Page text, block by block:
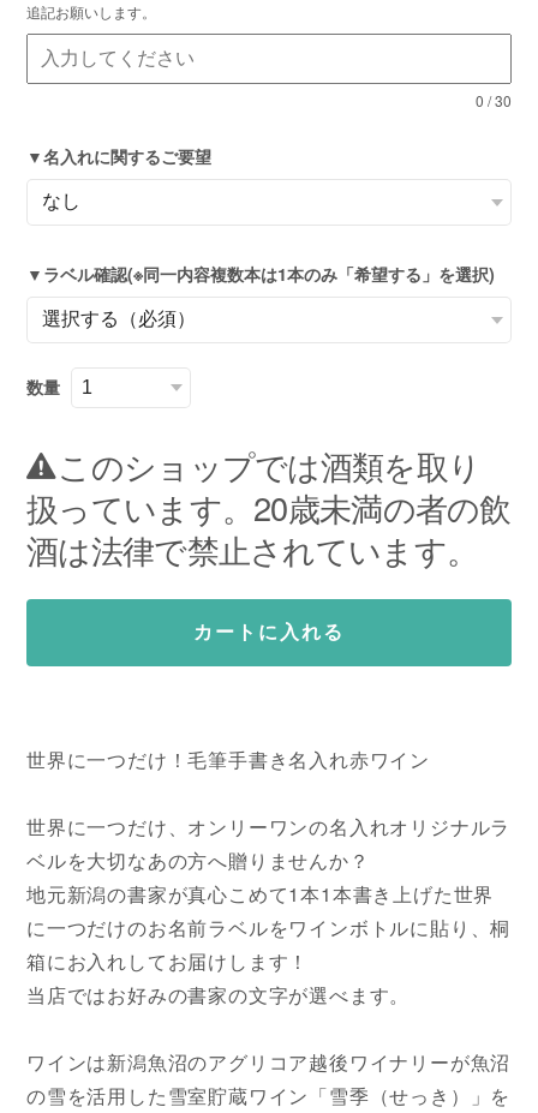
追記お願いします。
0 /30
▼名入れに関するご要望
▼ラベル確認(※同一内容複数本は1本のみ「希望する」を選択)
数量
このショップでは酒類を取り
扱っています。20歳未満の者の飲
酒は法律で禁止されています。
カートに入れる
世界に一つだけ！毛筆手書き名入れ赤ワイン
世界に一つだけ、オンリーワンの名入れオリジナルラ
ベルを大切なあの方へ贈りませんか？
地元新潟の書家が真心こめて1本1本書き上げた世界
に一つだけのお名前ラベルをワインボトルに貼り、桐
箱にお入れしてお届けします！
当店ではお好みの書家の文字が選べます。
ワインは新潟魚沼のアグリコア越後ワイナリーが魚沼
の雪を活用した雪室貯蔵ワイン「雪季（せっき）」を